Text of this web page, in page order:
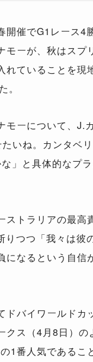
催でG1レース4
ーが、秋はスプ
れていることを現
。
ーについて、J.
いね。カンタベ
」と具体的なプ
トラリアの最高
りつつ「我々は彼
になるという自
バイワールドカ
クス（4月8日）
1番人気であるこ